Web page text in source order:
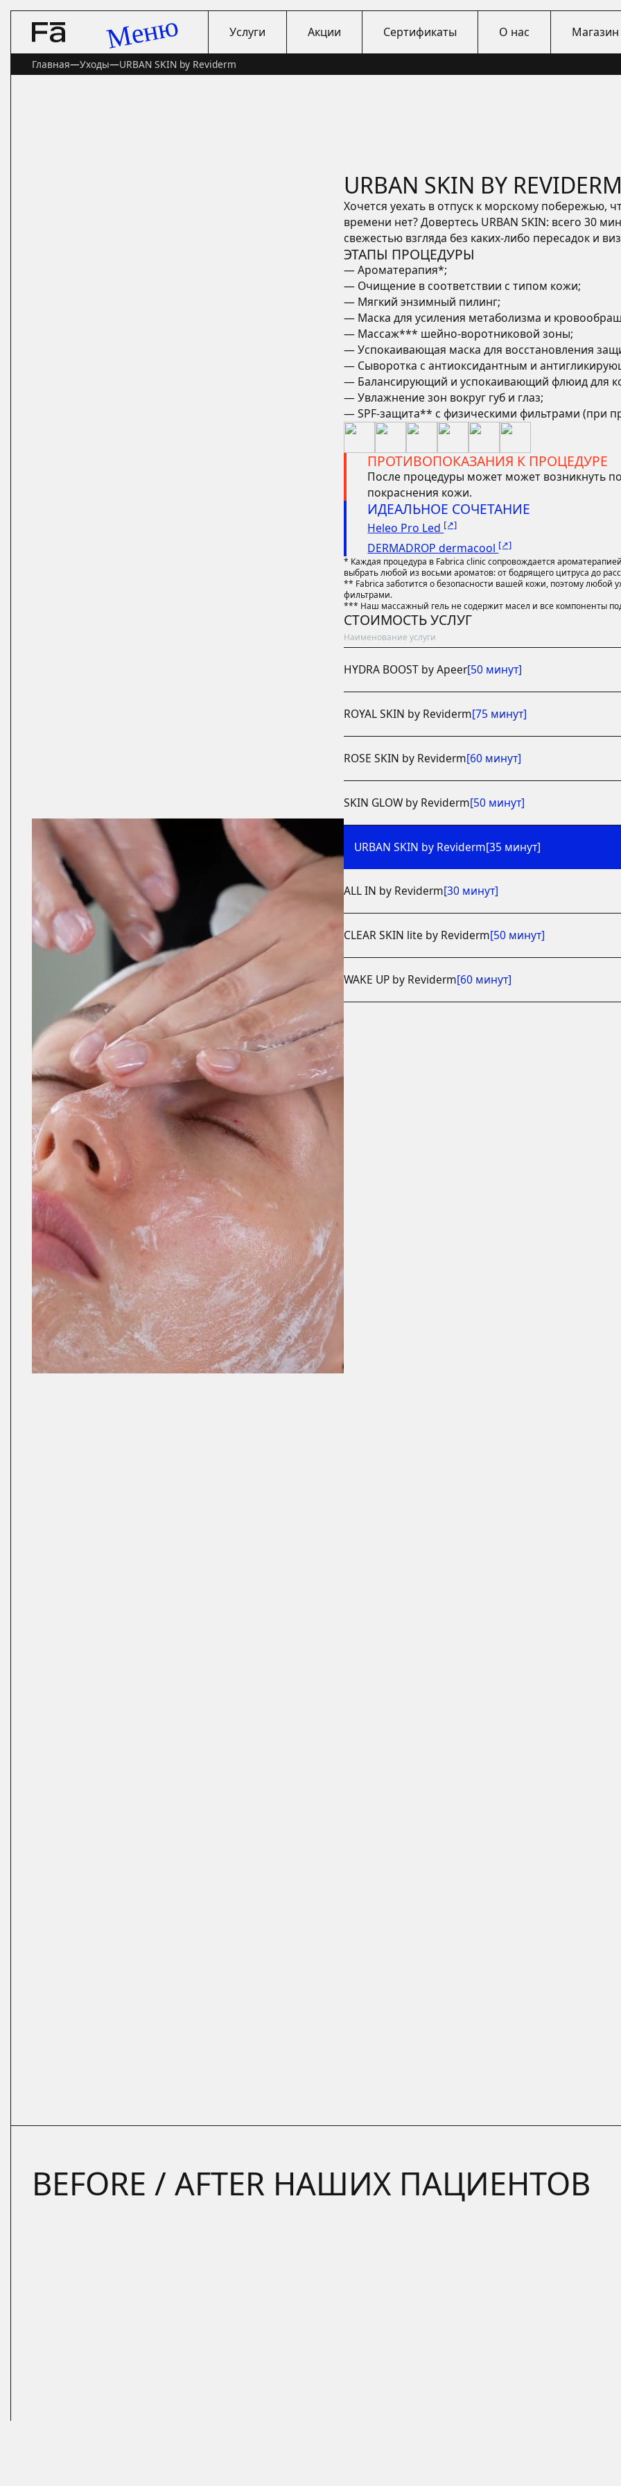
Меню Услуги Акции Сертификаты О нас Магазин
Главная—Уходы—URBAN SKIN by Reviderm
URBAN SKIN BY REVIDERM
Хочется уехать в отпуск к морскому побережью,
времени нет? Довертесь URBAN SKIN: всего 30
свежестью взгляда без каких-либо пересадок и
ЭТАПЫ ПРОЦЕДУРЫ
— Ароматерапия*;
— Очищение в соответствии с типом кожи;
— Мягкий энзимный пилинг;
— Маска для усиления метаболизма и
— Массаж*** шейно-воротниковой зоны;
— Успокаивающая маска для восстановления
— Сыворотка с антиоксидантным и
— Балансирующий и успокаивающий флюид для
— Увлажнение зон вокруг губ и глаз;
— SPF-защита** с физическими фильтрами (при
ПРОТИВОПОКАЗАНИЯ К ПРОЦЕДУРЕ
После процедуры может может возникнуть
покраснения кожи.
ИДЕАЛЬНОЕ СОЧЕТАНИЕ
Heleo Pro Led [↗]
DERMADROP dermacool [↗]
* Каждая процедура в Fabrica clinic сопровождается
выбрать любой из восьми ароматов: от бодрящего цитруса до
** Fabrica заботится о безопасности вашей кожи, поэтому любой
фильтрами.
*** Наш массажный гель не содержит масел и все компоненты
СТОИМОСТЬ УСЛУГ
Наименование услуги
HYDRA BOOST by Apeer[50 минут]
ROYAL SKIN by Reviderm[75 минут]
ROSE SKIN by Reviderm[60 минут]
SKIN GLOW by Reviderm[50 минут]
URBAN SKIN by Reviderm[35 минут]
ALL IN by Reviderm[30 минут]
CLEAR SKIN lite by Reviderm[50 минут]
WAKE UP by Reviderm[60 минут]
BEFORE / AFTER НАШИХ ПАЦИЕНТОВ